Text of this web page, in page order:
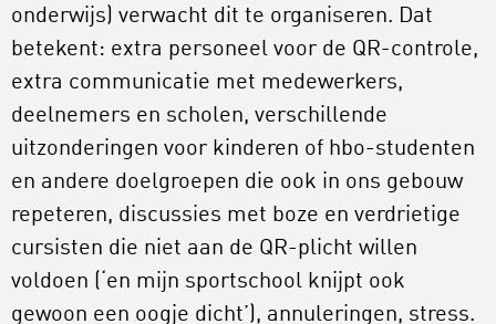
onderwijs) verwacht dit te organiseren. Dat
betekent: extra personeel voor de QR-controle,
extra communicatie met medewerkers,
deelnemers en scholen, verschillende
uitzonderingen voor kinderen of hbo-studenten
en andere doelgroepen die ook in ons gebouw
repeteren, discussies met boze en verdrietige
cursisten die niet aan de QR-plicht willen
voldoen (‘en mijn sportschool knijpt ook
gewoon een oogje dicht’), annuleringen, stress.